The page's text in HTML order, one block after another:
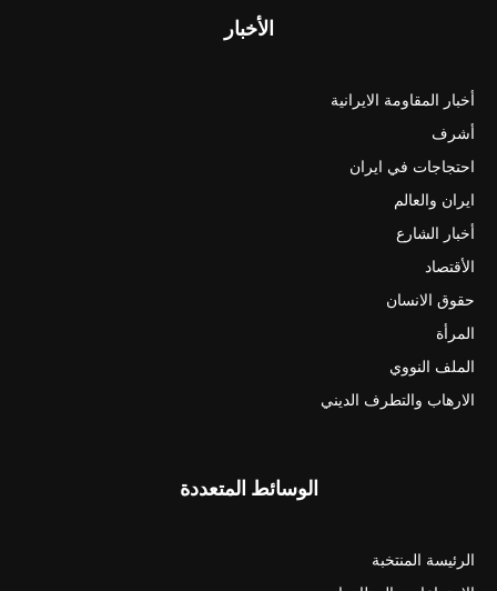
الأخبار
أخبار المقاومة الايرانية
أشرف
احتجاجات في ايران
ايران والعالم
أخبار الشارع
الأقتصاد
حقوق الانسان
المرأة
الملف النووي
الارهاب والتطرف الديني
الوسائط المتعددة
الرئيسة المنتخبة